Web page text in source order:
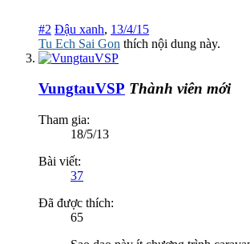
#2 Đậu xanh, 13/4/15
Tu Ech Sai Gon thích nội dung này.
VungtauVSP Thành viên mới
Tham gia:
18/5/13
Bài viết:
37
Đã được thích:
65